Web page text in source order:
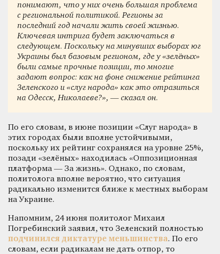
понимают, что у них очень большая проблема
с региональной политикой. Регионы за
последний год начали жить своей жизнью.
Ключевая интрига будет заключаться в
следующем. Поскольку на минувших выборах юг
Украины был базовым регионом, где у «зелёных»
были самые прочные позиции, то многие
задают вопрос: как на фоне снижение рейтинга
Зеленского и «слуг народа» как это отразиться
на Одесск, Николаеве?», — сказал он.
По его словам, в июне позиции «Слуг народа» в
этих городах были вполне устойчивыми,
поскольку их рейтинг сохранялся на уровне 25%,
позади «зелёных» находилась «Оппозиционная
платформа — За жизнь». Однако, по словам,
политолога вполне вероятно, что ситуация
радикально изменится ближе к местных выборам
на Украине.
Напомним, 24 июня политолог Михаил
Погребинский заявил, что Зеленский полностью
подчинился диктатуре меньшинства. По его
словам, если радикалам не дать отпор, то